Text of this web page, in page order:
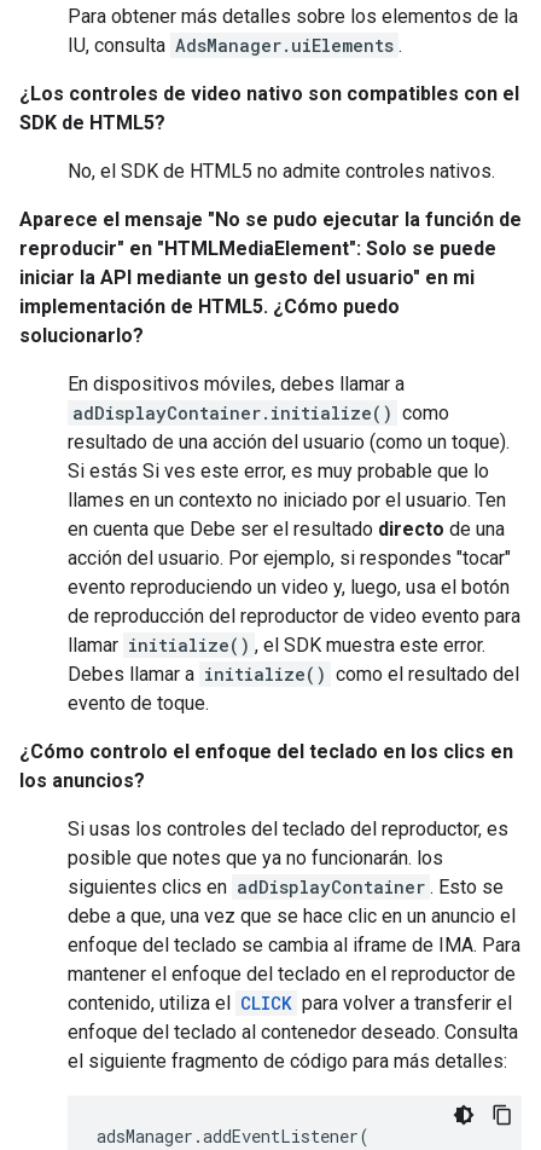
Para obtener más detalles sobre los elementos de la
IU, consulta AdsManager.uiElements .
¿Los controles de video nativo son compatibles con el
SDK de HTML5?
No, el SDK de HTML5 no admite controles nativos.
Aparece el mensaje "No se pudo ejecutar la función de
reproducir" en "HTMLMediaElement": Solo se puede
iniciar la API mediante un gesto del usuario" en mi
implementación de HTML5. ¿Cómo puedo
solucionarlo?
En dispositivos móviles, debes llamar a
adDisplayContainer.initialize() como
resultado de una acción del usuario (como un toque).
Si estás Si ves este error, es muy probable que lo
llames en un contexto no iniciado por el usuario. Ten
en cuenta que Debe ser el resultado directo de una
acción del usuario. Por ejemplo, si respondes "tocar"
evento reproduciendo un video y, luego, usa el botón
de reproducción del reproductor de video evento para
llamar initialize() , el SDK muestra este error.
Debes llamar a initialize() como el resultado del
evento de toque.
¿Cómo controlo el enfoque del teclado en los clics en
los anuncios?
Si usas los controles del teclado del reproductor, es
posible que notes que ya no funcionarán. los
siguientes clics en adDisplayContainer . Esto se
debe a que, una vez que se hace clic en un anuncio el
enfoque del teclado se cambia al iframe de IMA. Para
mantener el enfoque del teclado en el reproductor de
contenido, utiliza el CLICK para volver a transferir el
enfoque del teclado al contenedor deseado. Consulta
el siguiente fragmento de código para más detalles:
adsManager.addEventListener(